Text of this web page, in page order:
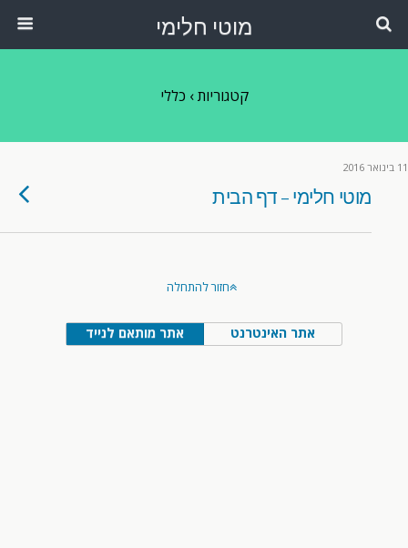
מוטי חלימי
קטגוריות › כללי
11 בינואר 2016
מוטי חלימי – דף הבית
חזור להתחלה
אתר מותאם לנייד אתר האינטרנט